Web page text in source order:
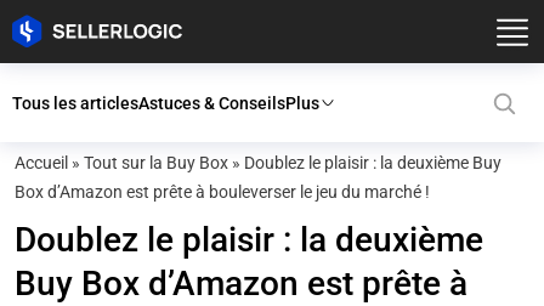
Tous les articlesAstuces & ConseilsPlus
Accueil » Tout sur la Buy Box » Doublez le plaisir : la deuxième Buy
Box d’Amazon est prête à bouleverser le jeu du marché !
Doublez le plaisir : la deuxième
Buy Box d’Amazon est prête à